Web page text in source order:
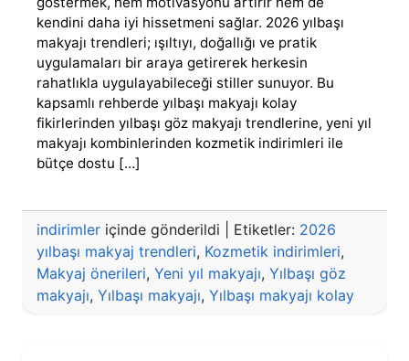
Önerileri
Kolay
Yeni
Yıl
Makyajı
Rehberi
kendini daha iyi hissetmeni sağlar. 2026 yılbaşı
makyajı trendleri; ışıltıyı, doğallığı ve pratik
uygulamaları bir araya getirerek herkesin
rahatlıkla uygulayabileceği stiller sunuyor. Bu
kapsamlı rehberde yılbaşı makyajı kolay
fikirlerinden yılbaşı göz makyajı trendlerine, yeni yıl
makyajı kombinlerinden kozmetik indirimleri ile
bütçe dostu […]
indirimler içinde gönderildi Etiketler: 2026
yılbaşı makyaj trendleri, Kozmetik indirimleri,
Makyaj önerileri, Yeni yıl makyajı, Yılbaşı göz
makyajı, Yılbaşı makyajı, Yılbaşı makyajı kolay